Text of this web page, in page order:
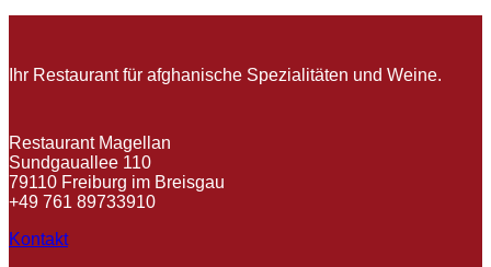
Ihr Restaurant für afghanische Spezialitäten und Weine.
Restaurant Magellan
Sundgauallee 110
79110 Freiburg im Breisgau
+49 761 89733910
Kontakt